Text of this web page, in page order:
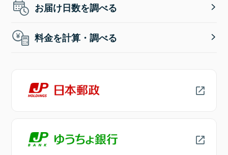
お届け日数を調べる
料金を計算・調べる